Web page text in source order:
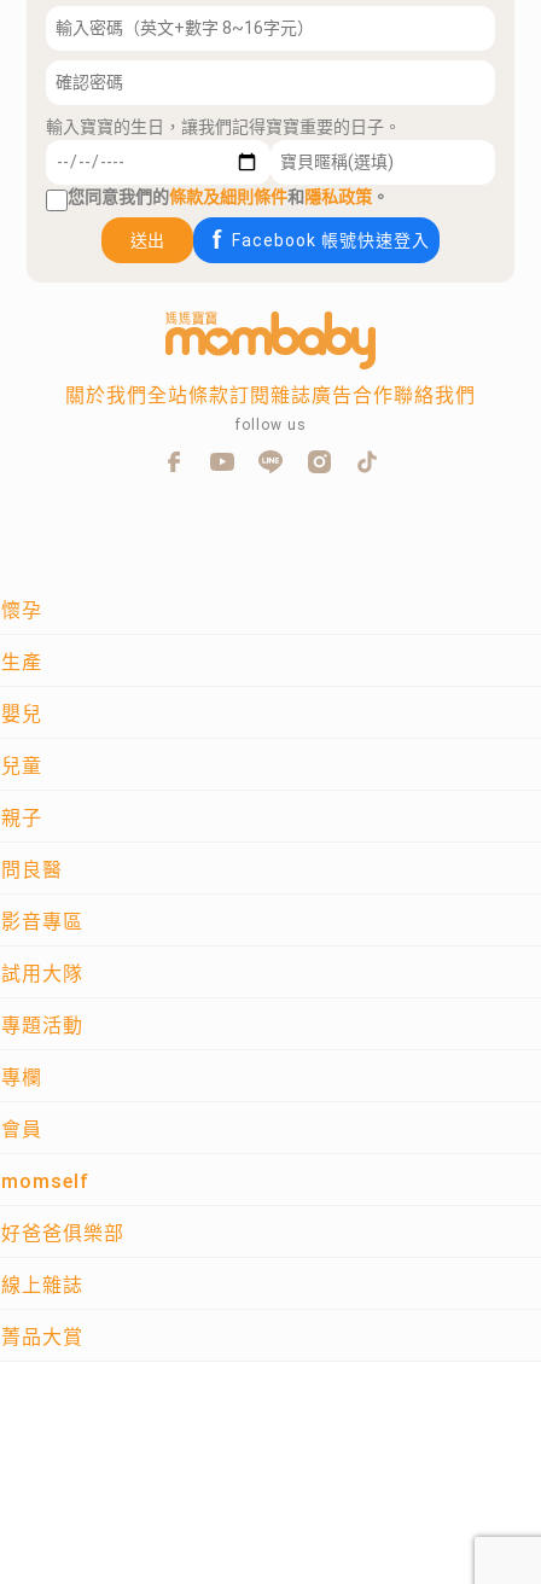
輸入寶寶的生日，讓我們記得寶寶重要的日子。
您同意我們的條款及細則條件和隱私政策 。
送出 Facebook 帳號快速登入
懷孕
生產
嬰兒
兒童
親子
問良醫
影音專區
試用大隊
專題活動
專欄
會員
momself
好爸爸俱樂部
線上雜誌
菁品大賞
關於我們全站條款訂閱雜誌廣告合作聯絡我們
follow us